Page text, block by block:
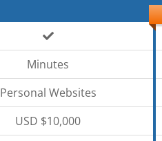
Minutes
Personal Websites
USD $10,000